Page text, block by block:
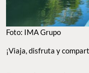
Foto: IMA Grupo
¡Viaja, disfruta y